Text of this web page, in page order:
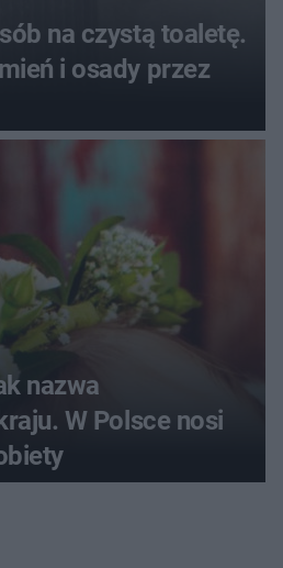
na czystą toaletę.
i osady przez
nazwa
W Polsce nosi